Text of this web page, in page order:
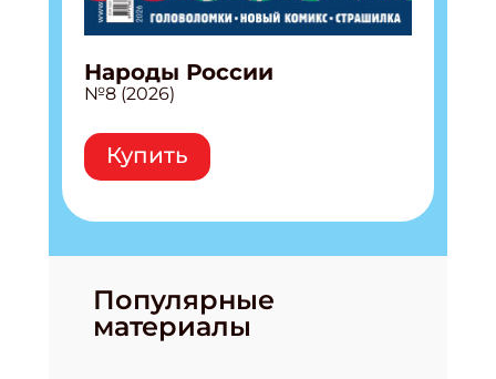
Народы России
№8 (2026)
Купить
Популярные
материалы